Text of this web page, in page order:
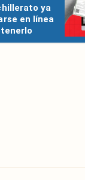
ya
en línea